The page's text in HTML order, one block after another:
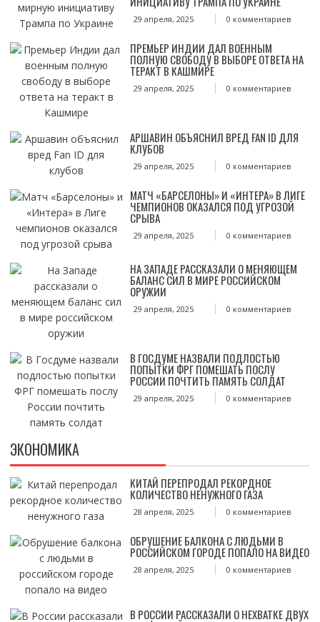
29 апреля, 2025 0 комментариев
ПРЕМЬЕР ИНДИИ ДАЛ ВОЕННЫМ
ПОЛНУЮ СВОБОДУ В ВЫБОРЕ ОТВЕТА НА
ТЕРАКТ В КАШМИРЕ
29 апреля, 2025 0 комментариев
АРШАВИН ОБЪЯСНИЛ ВРЕД FAN ID ДЛЯ
КЛУБОВ
29 апреля, 2025 0 комментариев
МАТЧ «БАРСЕЛОНЫ» И «ИНТЕРА» В ЛИГЕ
ЧЕМПИОНОВ ОКАЗАЛСЯ ПОД УГРОЗОЙ
СРЫВА
29 апреля, 2025 0 комментариев
НА ЗАПАДЕ РАССКАЗАЛИ О МЕНЯЮЩЕМ
БАЛАНС СИЛ В МИРЕ РОССИЙСКОМ
ОРУЖИИ
29 апреля, 2025 0 комментариев
В ГОСДУМЕ НАЗВАЛИ ПОДЛОСТЬЮ
ПОПЫТКИ ФРГ ПОМЕШАТЬ ПОСЛУ
РОССИИ ПОЧТИТЬ ПАМЯТЬ СОЛДАТ
29 апреля, 2025 0 комментариев
ЭКОНОМИКА
КИТАЙ ПЕРЕПРОДАЛ РЕКОРДНОЕ
КОЛИЧЕСТВО НЕНУЖНОГО ГАЗА
28 апреля, 2025 0 комментариев
ОБРУШЕНИЕ БАЛКОНА С ЛЮДЬМИ В
РОССИЙСКОМ ГОРОДЕ ПОПАЛО НА ВИДЕО
28 апреля, 2025 0 комментариев
В РОССИИ РАССКАЗАЛИ О НЕХВАТКЕ ДВУХ